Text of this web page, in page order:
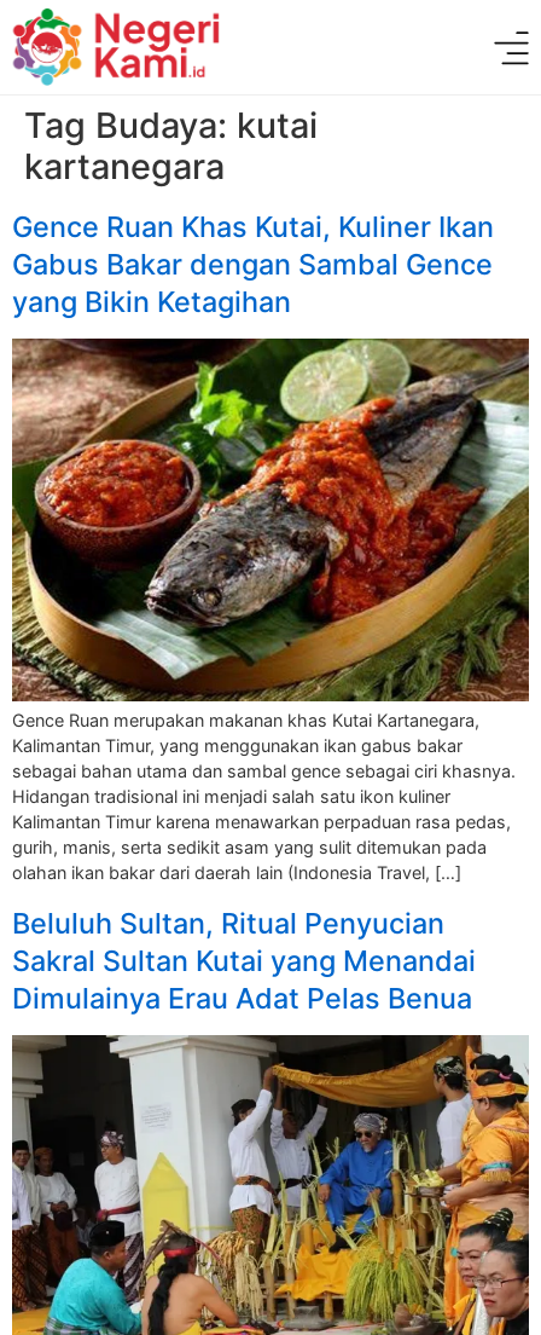
Tag Budaya: kutai
kartanegara
Gence Ruan Khas Kutai, Kuliner Ikan
Gabus Bakar dengan Sambal Gence
yang Bikin Ketagihan
Gence Ruan merupakan makanan khas Kutai Kartanegara,
Kalimantan Timur, yang menggunakan ikan gabus bakar
sebagai bahan utama dan sambal gence sebagai ciri khasnya.
Hidangan tradisional ini menjadi salah satu ikon kuliner
Kalimantan Timur karena menawarkan perpaduan rasa pedas,
gurih, manis, serta sedikit asam yang sulit ditemukan pada
olahan ikan bakar dari daerah lain (Indonesia Travel, […]
Beluluh Sultan, Ritual Penyucian
Sakral Sultan Kutai yang Menandai
Dimulainya Erau Adat Pelas Benua